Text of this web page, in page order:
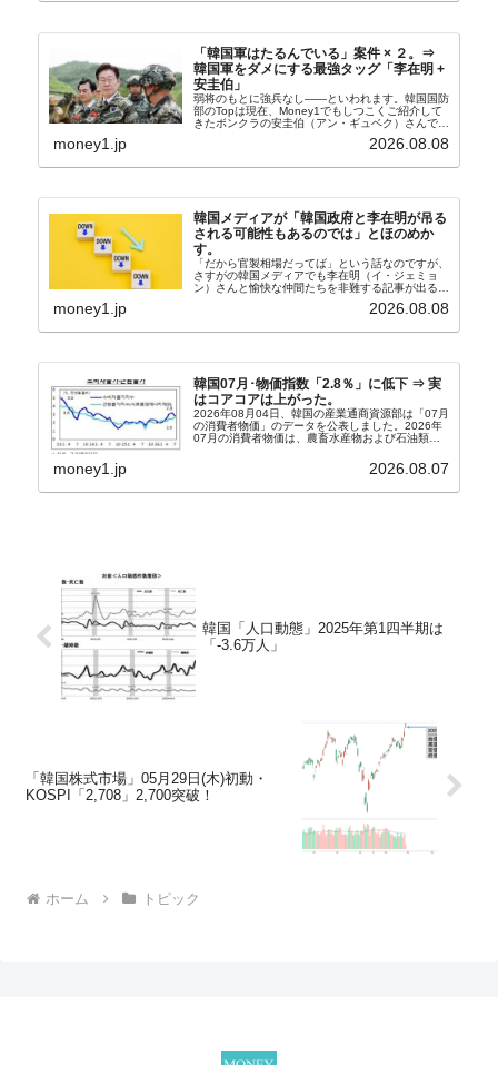
「韓国軍はたるんでいる」案件 × ２。⇒
韓国軍をダメにする最強タッグ「李在明 +
安圭伯」
弱将のもとに強兵なし――といわれます。韓国国防
部のTopは現在、Money1でもしつこくご紹介して
きたボンクラの安圭伯（アン・ギュベク）さんで
さんと「韓国初の文官上がり」の国防部長官安圭伯
money1.jp 2026.08.08
韓国メディアが「韓国政府と李在明が吊る
される可能性もあるのでは」とほのめか
す。
「だから官製相場だってば」という話なのですが、
さすがの韓国メディアでも李在明（イ・ジェミョ
ン）さんと愉快な仲間たちを非難する記事が出るよ
うになっています。もちろん株価の暴落についてで
『朝鮮日報』に面白い記事が出ています。「東西南
money1.jp 2026.08.08
韓国07月･物価指数「2.8％」に低下 ⇒ 実
はコアコアは上がった。
2026年08月04日、韓国の産業通商資源部は「07月
の消費者物価」のデータを公表しました。2026年
07月の消費者物価は、農畜水産物および石油類の
2.8％上昇（06月は3.2％）となり、上昇率は前...
money1.jp 2026.08.07
韓国「人口動態」2025年第1四半期は
「-3.6万人」
「韓国株式市場」05月29日(木)初動・
KOSPI「2,708」2,700突破！
ホーム トピック